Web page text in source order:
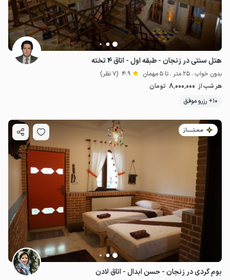
هتل سنتی در زنجان - طبقه اول - اتاق ۴ تخته
بدون خواب . 25 متر . تا 5 مهمان 4.9 (7 نظر)
هر شب از 8٬000٬000 تومان
10+ رزرو موفق
مـمـتــــــاز
بوم گردی در زنجان - حسن ابدال - اتاق لادن